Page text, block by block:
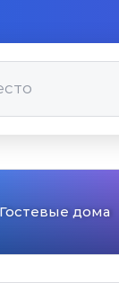
Гостевые дома